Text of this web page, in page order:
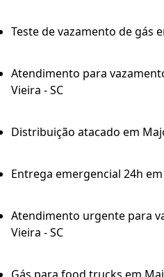
Teste de vazamento de gás
Atendimento para
Vieira - SC
Distribuição atacado em
Entrega emergencial 24h
Atendimento urgente para
Vieira - SC